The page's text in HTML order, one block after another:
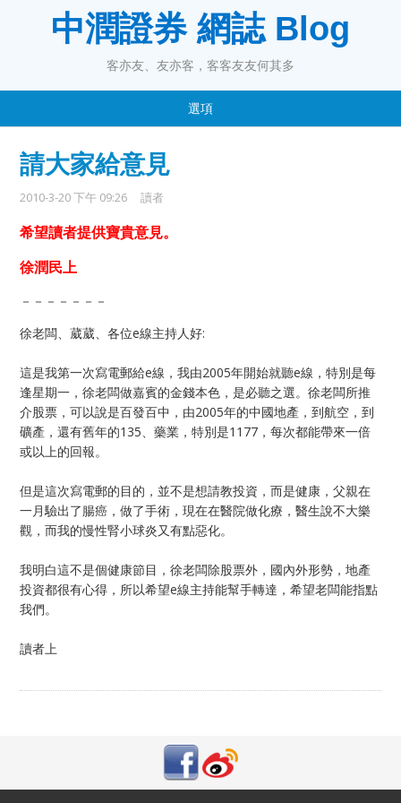
中潤證券 網誌 Blog
客亦友、友亦客，客客友友何其多
選項
請大家給意見
2010-3-20 下午 09:26 讀者
希望讀者提供寶貴意見。
徐潤民上
－－－－－－－
徐老闆、葳葳、各位e線主持人好:
這是我第一次寫電郵給e線，我由2005年開始就聽e線，特別是每
逢星期一，徐老闆做嘉賓的金錢本色，是必聽之選。徐老闆所推
介股票，可以說是百發百中，由2005年的中國地產，到航空，到
礦產，還有舊年的135、藥業，特別是1177，每次都能帶來一倍
或以上的回報。
但是這次寫電郵的目的，並不是想請教投資，而是健康，父親在
一月驗出了腸癌，做了手術，現在在醫院做化療，醫生說不大樂
觀，而我的慢性腎小球炎又有點惡化。
我明白這不是個健康節目，徐老闆除股票外，國內外形勢，地產
投資都很有心得，所以希望e線主持能幫手轉達，希望老闆能指點
我們。
讀者上